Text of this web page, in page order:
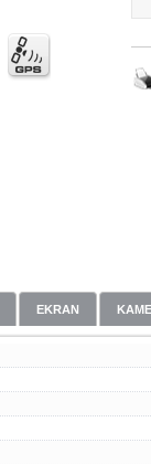
EKRAN